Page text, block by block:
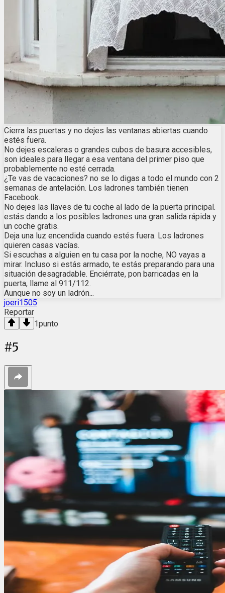
Cierra las puertas y no dejes las ventanas abiertas cuando
estés fuera.
No dejes escaleras o grandes cubos de basura accesibles,
son ideales para llegar a esa ventana del primer piso que
probablemente no esté cerrada.
¿Te vas de vacaciones? no se lo digas a todo el mundo con 2
semanas de antelación. Los ladrones también tienen
Facebook.
No dejes las llaves de tu coche al lado de la puerta principal.
estás dando a los posibles ladrones una gran salida rápida y
un coche gratis.
Deja una luz encendida cuando estés fuera. Los ladrones
quieren casas vacías.
Si escuchas a alguien en tu casa por la noche, NO vayas a
mirar. Incluso si estás armado, te estás preparando para una
situación desagradable. Enciérrate, pon barricadas en la
puerta, llame al 911/112.
Aunque no soy un ladrón...
joeri1505
Reportar
1punto
#5